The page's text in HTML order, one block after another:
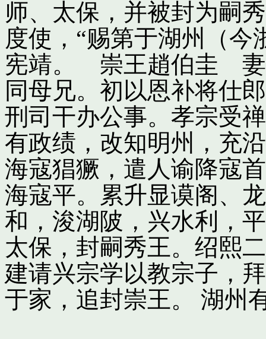
师、太保，并被封为嗣
度使，“赐第于湖州（今
宪靖。 崇王趙伯圭 妻
同母兄。初以恩补将仕
刑司干办公事。孝宗受
有政绩，改知明州，充
海寇猖獗，遣人谕降寇
海寇平。累升显谟阁、
和，浚湖陂，兴水利，
太保，封嗣秀王。绍熙
建请兴宗学以教宗子，
于家，追封崇王。 湖州